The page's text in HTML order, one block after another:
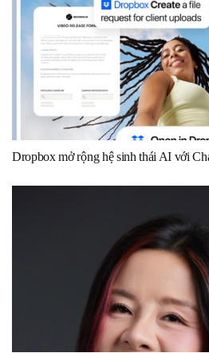
Dropbox mở rộng hệ sinh thái AI với